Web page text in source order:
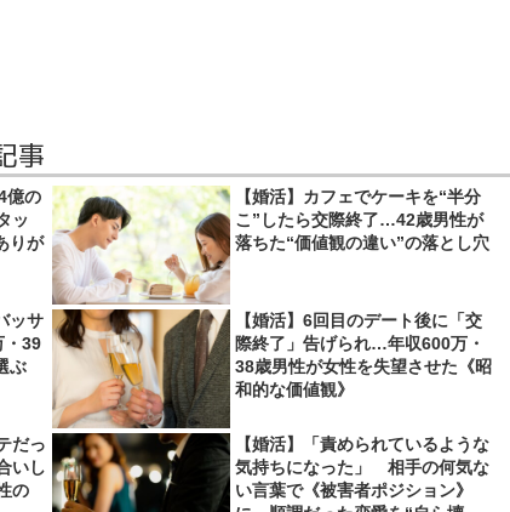
事
億の
ッ
りが
【婚活】カフェでケーキを“半分
こ”したら交際終了…42歳男性が
落ちた“価値観の違い”の落とし穴
ッサ
・39
ぶ
【婚活】6回目のデート後に「交
際終了」告げられ…年収600万・
38歳男性が女性を失望させた《昭
和的な価値観》
だっ
いし
の
【婚活】「責められているような
気持ちになった」 相手の何気な
い言葉で《被害者ポジション》